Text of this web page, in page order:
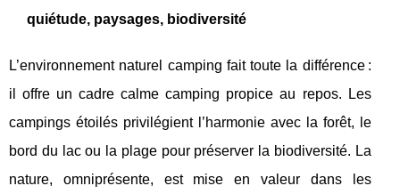
quiétude, paysages, biodiversité
L’environnement naturel camping fait toute la différence :
il offre un cadre calme camping propice au repos. Les
campings étoilés privilégient l’harmonie avec la forêt, le
bord du lac ou la plage pour préserver la biodiversité. La
nature, omniprésente, est mise en valeur dans les